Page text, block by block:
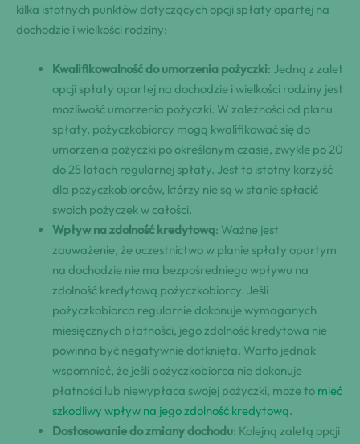
kilka istotnych punktów dotyczących opcji spłaty opartej na
dochodzie i wielkości rodziny:
Kwalifikowalność do umorzenia pożyczki: Jedną z zalet
opcji spłaty opartej na dochodzie i wielkości rodziny jest
możliwość umorzenia pożyczki. W zależności od planu
spłaty, pożyczkobiorcy mogą kwalifikować się do
umorzenia pożyczki po określonym czasie, zwykle po 20
do 25 latach regularnej spłaty. Jest to istotny korzyść
dla pożyczkobiorców, którzy nie są w stanie spłacić
swoich pożyczek w całości.
Wpływ na zdolność kredytową: Ważne jest
zauważenie, że uczestnictwo w planie spłaty opartym
na dochodzie nie ma bezpośredniego wpływu na
zdolność kredytową pożyczkobiorcy. Jeśli
pożyczkobiorca regularnie dokonuje wymaganych
miesięcznych płatności, jego zdolność kredytowa nie
powinna być negatywnie dotknięta. Warto jednak
wspomnieć, że jeśli pożyczkobiorca nie dokonuje
płatności lub niewypłaca swojej pożyczki, może to mieć
szkodliwy wpływ na jego zdolność kredytową.
Dostosowanie do zmiany dochodu: Kolejną zaletą opcji